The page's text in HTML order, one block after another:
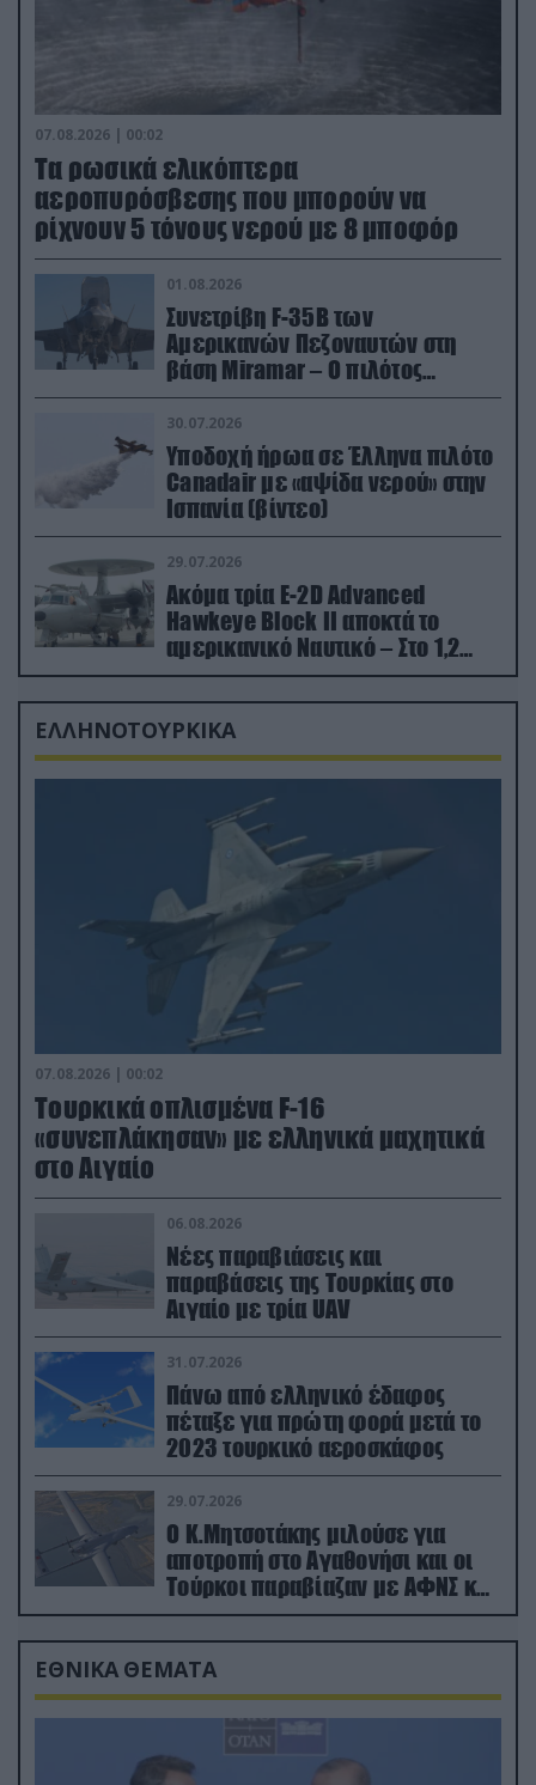
07.08.2026 | 00:02
Τα ρωσικά ελικόπτερα
αεροπυρόσβεσης που μπορούν να
ρίχνουν 5 τόνους νερού με 8 μποφόρ
01.08.2026
Συνετρίβη F-35B των
Αμερικανών Πεζοναυτών στη
βάση Miramar – Ο πιλότος
εκτινάχθηκε εγκαίρως
30.07.2026
Υποδοχή ήρωα σε Έλληνα πιλότο
Canadair με «αψίδα νερού» στην
Ισπανία (βίντεο)
29.07.2026
Ακόμα τρία E-2D Advanced
Hawkeye Block II αποκτά το
αμερικανικό Ναυτικό – Στο 1,2
δισ.δολάρια το κόστος
ΕΛΛΗΝΟΤΟΥΡΚΙΚΑ
07.08.2026 | 00:02
Τουρκικά οπλισμένα F-16
«συνεπλάκησαν» με ελληνικά μαχητικά
στο Αιγαίο
06.08.2026
Νέες παραβιάσεις και
παραβάσεις της Τουρκίας στο
Αιγαίο με τρία UAV
31.07.2026
Πάνω από ελληνικό έδαφος
πέταξε για πρώτη φορά μετά το
2023 τουρκικό αεροσκάφος
29.07.2026
Ο Κ.Μητσοτάκης μιλούσε για
αποτροπή στο Αγαθονήσι και οι
Τούρκοι παραβίαζαν με ΑΦΝΣ και
drone
ΕΘΝΙΚΑ ΘΕΜΑΤΑ